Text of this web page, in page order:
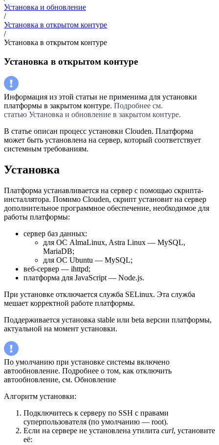
Установка и обновление
/
Установка в открытом контуре
/
Установка в открытом контуре
Установка в открытом контуре
Информация из этой статьи не применима для установки
платформы в закрытом контуре. Подробнее см.
статью Установка и обновление в закрытом контуре.
В статье описан процесс установки Clouden. Платформа
может быть установлена на сервер, который соответствует
системным требованиям.
Установка
Платформа устанавливается на сервер с помощью скрипта-
инсталлятора. Помимо Clouden, скрипт установит на сервер
дополнительное программное обеспечение, необходимое для
работы платформы:
сервер баз данных:
для ОС AlmaLinux, Astra Linux — MySQL,
MariaDB;
для ОС Ubuntu — MySQL;
веб-сервер — ihttpd;
платформа для JavaScript — Node.js.
При установке отключается служба SELinux. Эта служба
мешает корректной работе платформы.
Поддерживается установка stable или beta версии платформы,
актуальной на момент установки.
По умолчанию при установке системы включено
автообновление. Подробнее о том, как отключить
автообновление, см. Обновление
Алгоритм установки:
Подключитесь к серверу по SSH с правами
суперпользователя (по умолчанию — root).
Если на сервере не установлена утилита curl, установите
её: